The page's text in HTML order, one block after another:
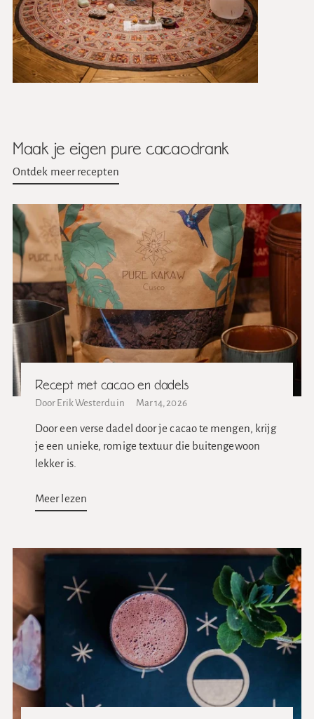
Maak je eigen pure cacaodrank
Ontdek meer recepten
Recept met cacao en dadels
Door Erik Westerduin Mar 14, 2026
Door een verse dadel door je cacao te mengen, krijg
je een unieke, romige textuur die buitengewoon
lekker is.
Meer lezen